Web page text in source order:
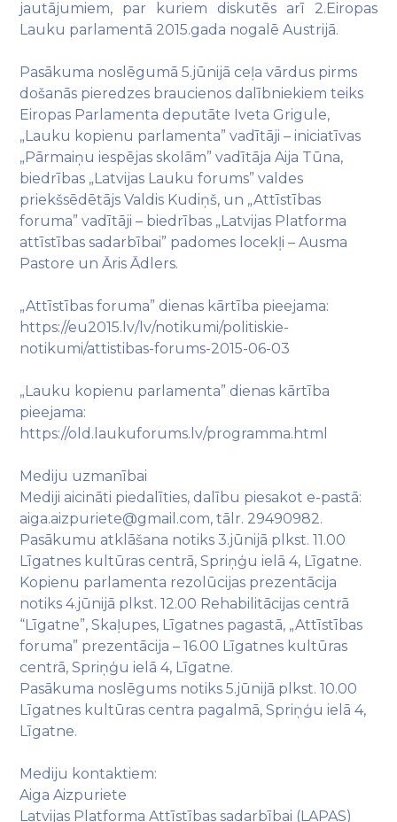
jautājumiem, par kuriem diskutēs arī 2.Eiropas
Lauku parlamentā 2015.gada nogalē Austrijā.
Pasākuma noslēgumā 5.jūnijā ceļa vārdus pirms
došanās pieredzes braucienos dalībniekiem teiks
Eiropas Parlamenta deputāte Iveta Grigule,
„Lauku kopienu parlamenta” vadītāji – iniciatīvas
„Pārmaiņu iespējas skolām” vadītāja Aija Tūna,
biedrības „Latvijas Lauku forums” valdes
priekšsēdētājs Valdis Kudiņš, un „Attīstības
foruma” vadītāji – biedrības „Latvijas Platforma
attīstības sadarbībai” padomes locekļi – Ausma
Pastore un Āris Ādlers.
„Attīstības foruma” dienas kārtība pieejama:
https://eu2015.lv/lv/notikumi/politiskie-
notikumi/attistibas-forums-2015-06-03
„Lauku kopienu parlamenta” dienas kārtība
pieejama:
https://old.laukuforums.lv/programma.html
Mediju uzmanībai
Mediji aicināti piedalīties, dalību piesakot e-pastā:
aiga.aizpuriete@gmail.com, tālr. 29490982.
Pasākumu atklāšana notiks 3.jūnijā plkst. 11.00
Līgatnes kultūras centrā, Spriņģu ielā 4, Līgatne.
Kopienu parlamenta rezolūcijas prezentācija
notiks 4.jūnijā plkst. 12.00 Rehabilitācijas centrā
“Līgatne”, Skaļupes, Līgatnes pagastā, „Attīstības
foruma” prezentācija – 16.00 Līgatnes kultūras
centrā, Spriņģu ielā 4, Līgatne.
Pasākuma noslēgums notiks 5.jūnijā plkst. 10.00
Līgatnes kultūras centra pagalmā, Spriņģu ielā 4,
Līgatne.
Mediju kontaktiem:
Aiga Aizpuriete
Latvijas Platforma Attīstības sadarbībai (LAPAS)